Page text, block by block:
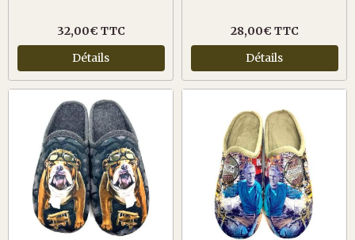
32,00€ TTC
Détails
28,00€ TTC
Détails